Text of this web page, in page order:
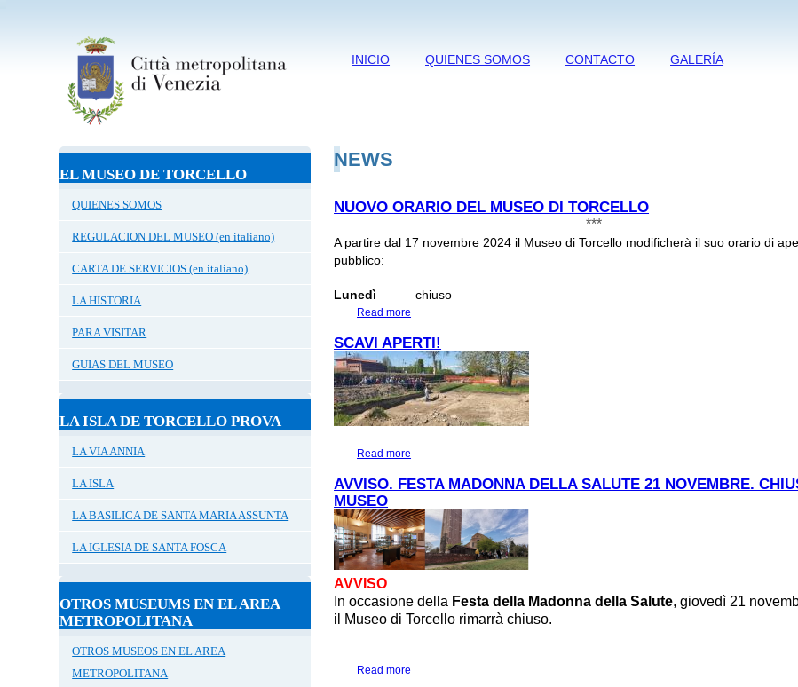
INICIO QUIENES SOMOS CONTACTO GALERÍA
EL MUSEO DE TORCELLO
QUIENES SOMOS
REGULACION DEL MUSEO (en italiano)
CARTA DE SERVICIOS (en italiano)
LA HISTORIA
PARA VISITAR
GUIAS DEL MUSEO
LA ISLA DE TORCELLO PROVA
LA VIA ANNIA
LA ISLA
LA BASILICA DE SANTA MARIA ASSUNTA
LA IGLESIA DE SANTA FOSCA
OTROS MUSEUMS EN EL AREA
METROPOLITANA
OTROS MUSEOS EN EL AREA
METROPOLITANA
NEWS
NUOVO ORARIO DEL MUSEO DI TORCELLO
***
A partire dal 17 novembre 2024 il Museo di Torcello modificherà il suo orario di
pubblico:
Lunedì chiuso
Read more
SCAVI APERTI!
Read more
AVVISO. FESTA MADONNA DELLA SALUTE 21 NOVEMBRE.
MUSEO
AVVISO
In occasione della Festa della Madonna della Salute, giovedì 21
il Museo di Torcello rimarrà chiuso.
Read more